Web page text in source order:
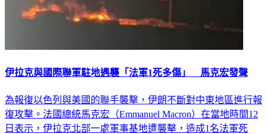
伊拉克與國際聯軍駐地遇襲「法軍1死多傷」 馬克宏發聲
為報復以色列與美國的聯手襲擊，伊朗不斷對中東地區進行報
復攻擊。法國總統馬克宏（Emmanuel Macron）在當地時間12
日表示，伊拉克北部一處軍事基地遭襲擊，造成1名法軍死